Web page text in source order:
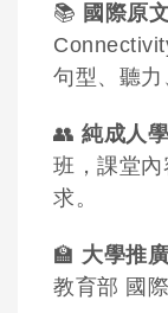
📚 國際原
句型、聽力
👥 純成人
班，課堂
求。
🏫 大學推
教育部 國